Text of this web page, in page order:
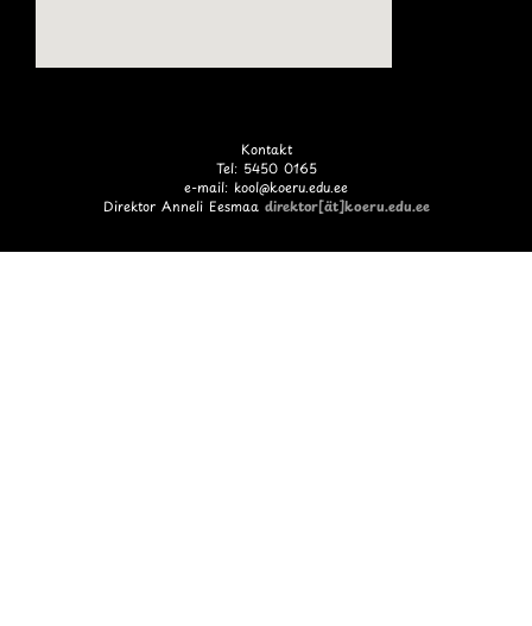
Kontakt
Tel: 5450 0165
e-mail: kool@koeru.edu.ee
Direktor Anneli Eesmaa direktor[ät]koeru.edu.ee